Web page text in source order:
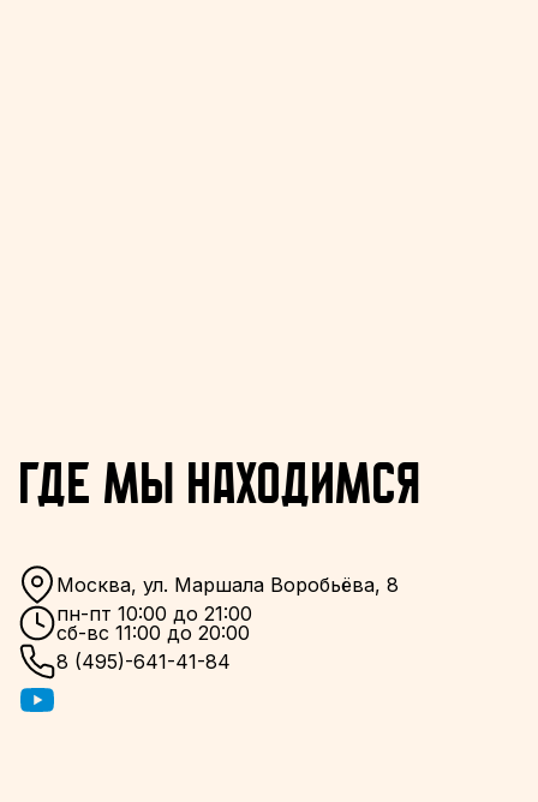
Где мы находимся
Москва, ул. Маршала Воробьёва, 8
пн-пт 10:00 до 21:00
сб-вс 11:00 до 20:00
8 (495)-641-41-84